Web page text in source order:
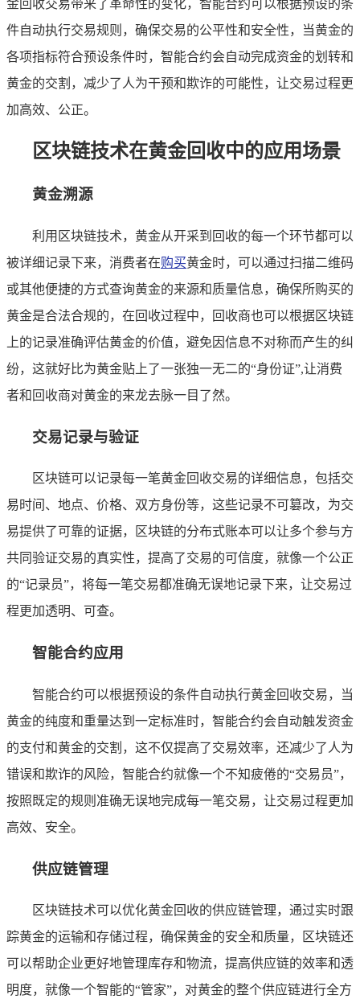
金回收交易带来了革命性的变化，智能合约可以根据预设的条
件自动执行交易规则，确保交易的公平性和安全性，当黄金的
各项指标符合预设条件时，智能合约会自动完成资金的划转和
黄金的交割，减少了人为干预和欺诈的可能性，让交易过程更
加高效、公正。
区块链技术在黄金回收中的应用场景
黄金溯源
利用区块链技术，黄金从开采到回收的每一个环节都可以
被详细记录下来，消费者在购买黄金时，可以通过扫描二维码
或其他便捷的方式查询黄金的来源和质量信息，确保所购买的
黄金是合法合规的，在回收过程中，回收商也可以根据区块链
上的记录准确评估黄金的价值，避免因信息不对称而产生的纠
纷，这就好比为黄金贴上了一张独一无二的“身份证”,让消费
者和回收商对黄金的来龙去脉一目了然。
交易记录与验证
区块链可以记录每一笔黄金回收交易的详细信息，包括交
易时间、地点、价格、双方身份等，这些记录不可篡改，为交
易提供了可靠的证据，区块链的分布式账本可以让多个参与方
共同验证交易的真实性，提高了交易的可信度，就像一个公正
的“记录员”，将每一笔交易都准确无误地记录下来，让交易过
程更加透明、可查。
智能合约应用
智能合约可以根据预设的条件自动执行黄金回收交易，当
黄金的纯度和重量达到一定标准时，智能合约会自动触发资金
的支付和黄金的交割，这不仅提高了交易效率，还减少了人为
错误和欺诈的风险，智能合约就像一个不知疲倦的“交易员”，
按照既定的规则准确无误地完成每一笔交易，让交易过程更加
高效、安全。
供应链管理
区块链技术可以优化黄金回收的供应链管理，通过实时跟
踪黄金的运输和存储过程，确保黄金的安全和质量，区块链还
可以帮助企业更好地管理库存和物流，提高供应链的效率和透
明度，就像一个智能的“管家”，对黄金的整个供应链进行全方